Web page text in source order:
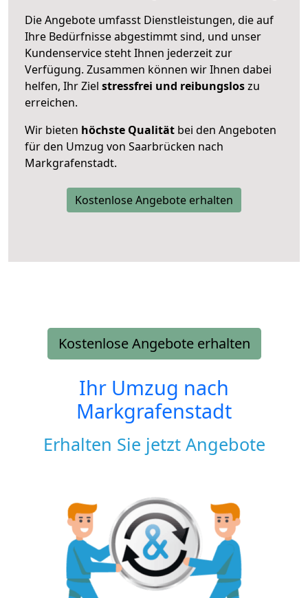
Die Angebote umfasst Dienstleistungen, die auf
Ihre Bedürfnisse abgestimmt sind, und unser
Kundenservice steht Ihnen jederzeit zur
Verfügung. Zusammen können wir Ihnen dabei
helfen, Ihr Ziel stressfrei und reibungsloszu
erreichen.
Wir bieten höchste Qualität bei den Angeboten
für den Umzug von Saarbrücken nach
Markgrafenstadt.
Kostenlose Angebote erhalten
Kostenlose Angebote erhalten
Ihr Umzug nach
Markgrafenstadt
Erhalten Sie jetzt Angebote